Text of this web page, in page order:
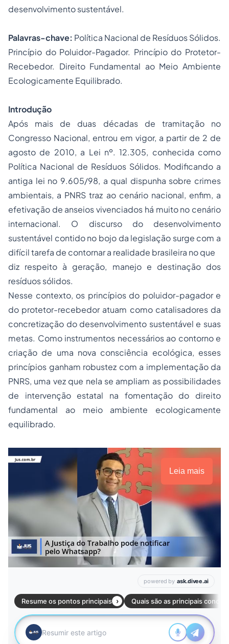
desenvolvimento sustentável.
Palavras-chave: Política Nacional de Resíduos Sólidos.
Princípio do Poluidor-Pagador. Princípio do Protetor-
Recebedor. Direito Fundamental ao Meio Ambiente
Ecologicamente Equilibrado.
Introdução
Após mais de duas décadas de tramitação no
Congresso Nacional, entrou em vigor, a partir de 2 de
agosto de 2010, a Lei nº. 12.305, conhecida como
Política Nacional de Resíduos Sólidos. Modificando a
antiga lei no 9.605/98, a qual dispunha sobre crimes
ambientais, a PNRS traz ao cenário nacional, enfim, a
efetivação de anseios vivenciados há muito no cenário
internacional. O discurso do desenvolvimento
sustentável contido no bojo da legislação surge com a
difícil tarefa de contornar a realidade brasileira no que
diz respeito à geração, manejo e destinação dos
resíduos sólidos.
Nesse contexto, os princípios do poluidor-pagador e
do protetor-recebedor atuam como catalisadores da
concretização do desenvolvimento sustentável e suas
metas. Como instrumentos necessários ao contorno e
criação de uma nova consciência ecológica, esses
princípios ganham robustez com a implementação da
PNRS, uma vez que nela se ampliam as possibilidades
de intervenção estatal na fomentação do direito
fundamental ao meio ambiente ecologicamente
equilibrado.
Leia mais